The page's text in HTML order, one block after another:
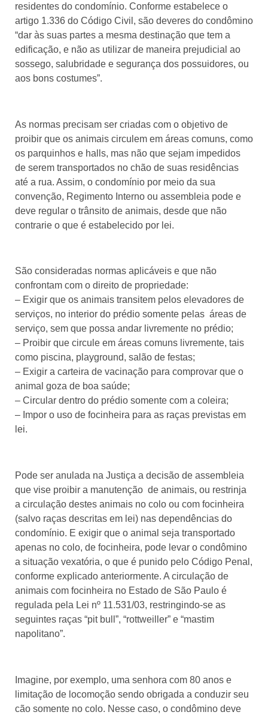
residentes do condomínio. Conforme estabelece o
artigo 1.336 do Código Civil, são deveres do condômino
“dar às suas partes a mesma destinação que tem a
edificação, e não as utilizar de maneira prejudicial ao
sossego, salubridade e segurança dos possuidores, ou
aos bons costumes”.
As normas precisam ser criadas com o objetivo de
proibir que os animais circulem em áreas comuns, como
os parquinhos e halls, mas não que sejam impedidos
de serem transportados no chão de suas residências
até a rua. Assim, o condomínio por meio da sua
convenção, Regimento Interno ou assembleia pode e
deve regular o trânsito de animais, desde que não
contrarie o que é estabelecido por lei.
São consideradas normas aplicáveis e que não
confrontam com o direito de propriedade:
– Exigir que os animais transitem pelos elevadores de
serviços, no interior do prédio somente pelas áreas de
serviço, sem que possa andar livremente no prédio;
– Proibir que circule em áreas comuns livremente, tais
como piscina, playground, salão de festas;
– Exigir a carteira de vacinação para comprovar que o
animal goza de boa saúde;
– Circular dentro do prédio somente com a coleira;
– Impor o uso de focinheira para as raças previstas em
lei.
Pode ser anulada na Justiça a decisão de assembleia
que vise proibir a manutenção de animais, ou restrinja
a circulação destes animais no colo ou com focinheira
(salvo raças descritas em lei) nas dependências do
condomínio. E exigir que o animal seja transportado
apenas no colo, de focinheira, pode levar o condômino
a situação vexatória, o que é punido pelo Código Penal,
conforme explicado anteriormente. A circulação de
animais com focinheira no Estado de São Paulo é
regulada pela Lei nº 11.531/03, restringindo-se as
seguintes raças “pit bull”, “rottweiller” e “mastim
napolitano”.
Imagine, por exemplo, uma senhora com 80 anos e
limitação de locomoção sendo obrigada a conduzir seu
cão somente no colo. Nesse caso, o condômino deve